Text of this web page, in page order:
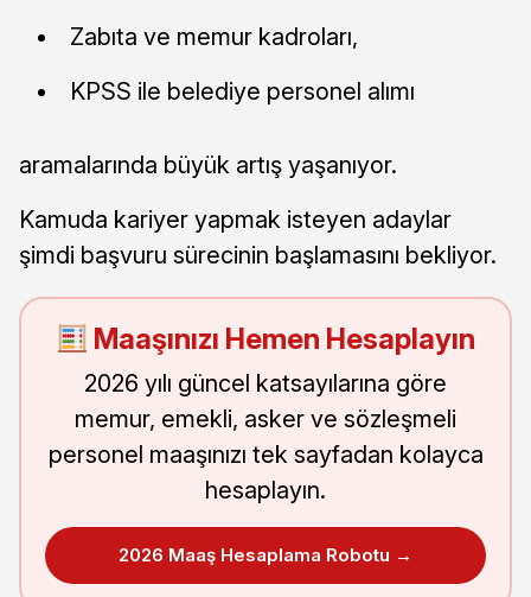
Zabıta ve memur kadroları,
KPSS ile belediye personel alımı
aramalarında büyük artış yaşanıyor.
Kamuda kariyer yapmak isteyen adaylar
şimdi başvuru sürecinin başlamasını bekliyor.
Maaşınızı Hemen Hesaplayın
2026 yılı güncel katsayılarına göre
memur, emekli, asker ve sözleşmeli
personel maaşınızı tek sayfadan kolayca
hesaplayın.
2026 Maaş Hesaplama Robotu →